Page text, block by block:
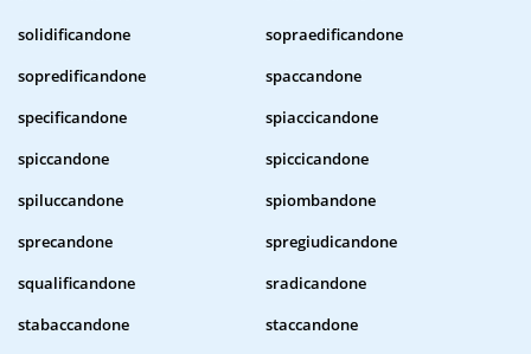
solidificandone
sopraedificandone
sopredificandone
spaccandone
specificandone
spiaccicandone
spiccandone
spiccicandone
spiluccandone
spiombandone
sprecandone
spregiudicandone
squalificandone
sradicandone
stabaccandone
staccandone